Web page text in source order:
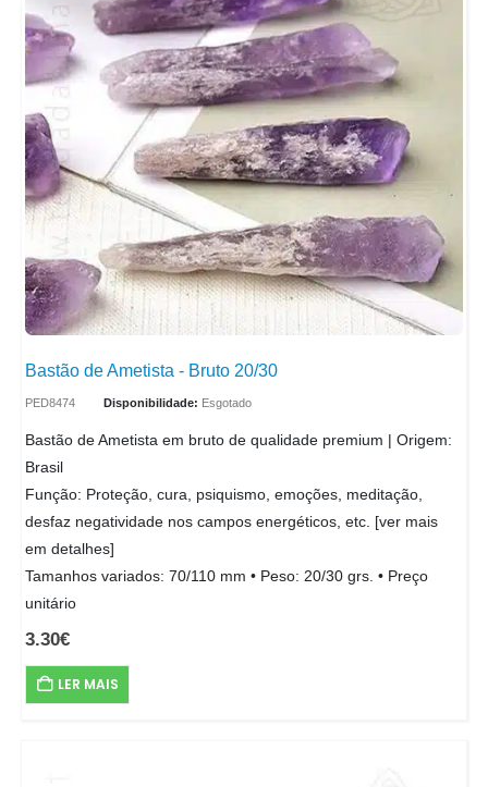
Bastão de Ametista - Bruto 20/30
PED8474 Disponibilidade: Esgotado
Bastão de Ametista em bruto de qualidade premium | Origem:
Brasil
Função: Proteção, cura, psiquismo, emoções, meditação,
desfaz negatividade nos campos energéticos, etc. [ver mais
em detalhes]
Tamanhos variados: 70/110 mm • Peso: 20/30 grs. • Preço
unitário
3.30€
LER MAIS